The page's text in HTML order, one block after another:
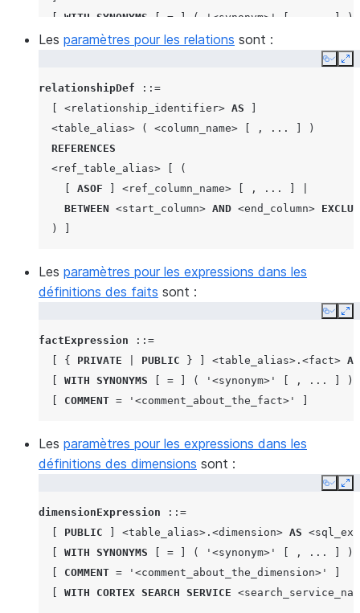
[
WITH SYNONYMS [ = ] ( '<synonym>' [ ]
)
[ COMMENT = '<comment_about_table>'
Les paramètres pour les relations sont :
Copy
relationshipDef
::=
<relationship_identifier> AS
<table_alias>
( <column_name> , ...
)
REFERENCES
<ref_table_alias>
(
ASOF <ref_column_name> , ...
BETWEEN <start_column> AND <end_column>
)
Les paramètres pour les expressions dans les
définitions des faits sont :
Copy
factExpression
::=
{ PRIVATE PUBLIC } <table_alias> . <fact> AS
WITH SYNONYMS = ( '<synonym>' , ...
)
COMMENT = '<comment_about_the_fact>'
Les paramètres pour les expressions dans les
définitions des dimensions sont :
Copy
dimensionExpression
::=
PUBLIC <table_alias> . <dimension> AS
WITH SYNONYMS = ( '<synonym>' , ...
)
COMMENT = '<comment_about_the_dimension>'
WITH CORTEX SEARCH SERVICE